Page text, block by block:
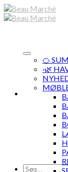
Skip
to
Søg
🍊
·🌿